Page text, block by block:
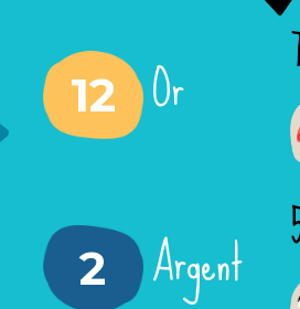
12 Or
2 Argent